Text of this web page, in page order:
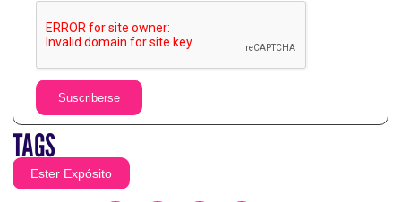
Suscriberse
TAGS
Ester Expósito